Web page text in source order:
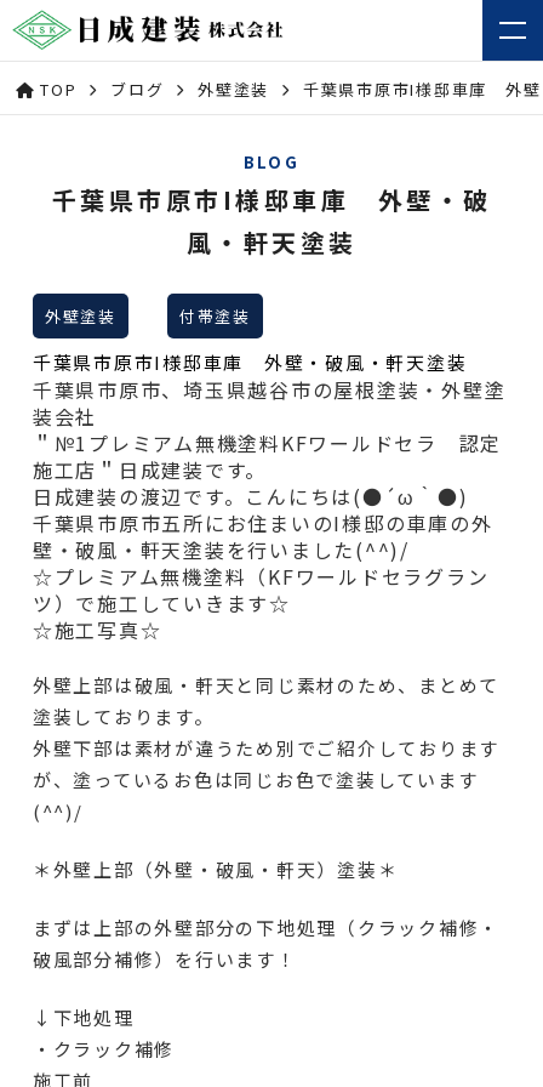
TOP ブログ 外壁塗装 千葉県市原市I様邸車庫 外壁
BLOG
千葉県市原市I様邸車庫 外壁・破
風・軒天塗装
外壁塗装 付帯塗装
千葉県市原市I様邸車庫 外壁・破風・軒天塗装
千葉県市原市、埼玉県越谷市の屋根塗装・外壁塗
装会社
＂№1プレミアム無機塗料KFワールドセラ 認定
施工店＂日成建装です。
日成建装の渡辺です。こんにちは(●´ω｀●)
千葉県市原市五所にお住まいのI様邸の車庫の外
壁・破風・軒天塗装を行いました(^^)/
☆プレミアム無機塗料（KFワールドセラグラン
ツ）で施工していきます☆
☆施工写真☆
外壁上部は破風・軒天と同じ素材のため、まとめて
塗装しております。
外壁下部は素材が違うため別でご紹介しております
が、塗っているお色は同じお色で塗装しています
(^^)/
＊外壁上部（外壁・破風・軒天）塗装＊
まずは上部の外壁部分の下地処理（クラック補修・
破風部分補修）を行います！
↓下地処理
・クラック補修
施工前